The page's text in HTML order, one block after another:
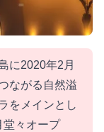
に2020年2月
ながる自然溢
をメインとし
堂々オープ